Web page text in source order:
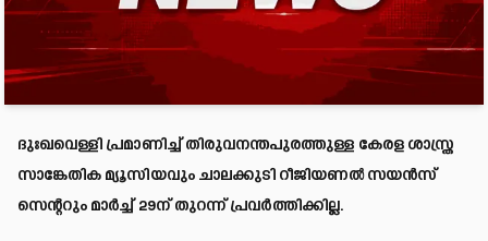
ദുഃഖവെള്ളി പ്രമാണിച്ച് തിരുവനന്തപുരത്തുള്ള കേരള ശാസ്ത്ര
സാങ്കേതിക മ്യൂസിയവും ചാലക്കുടി റീജിയണൽ സയൻസ്
സെന്ററും മാർച്ച് 29ന് തുറന്ന് പ്രവർത്തിക്കില്ല.